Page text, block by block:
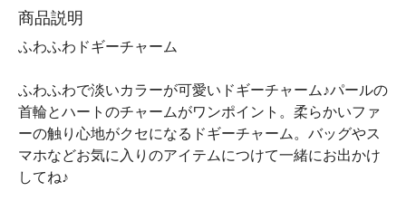
商品説明
ふわふわドギーチャーム
ふわふわで淡いカラーが可愛いドギーチャーム♪パールの
首輪とハートのチャームがワンポイント。柔らかいファ
ーの触り心地がクセになるドギーチャーム。バッグやス
マホなどお気に入りのアイテムにつけて一緒にお出かけ
してね♪